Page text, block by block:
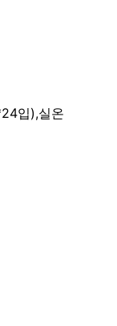
입),실온